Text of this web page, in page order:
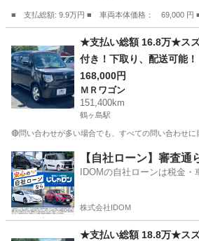
■ 支払総額: 9.9万円 ■ 車両本体価格： 69,000
ＭＲワゴン
★支払い総額 16.8万★ス
付き！下取り、配送可能！
168,000円
ＭＲワゴン
151,400km
鶴ヶ島駅
🔴問い合わせが多い場合でも、すべての問い合わせ
埼玉 川越市 鶴ヶ島駅 ＭＲワゴン
【自社ローン】審査通
IDOMの自社ローンは税金
株式会社IDOM
★支払い総額 18.8万★ス